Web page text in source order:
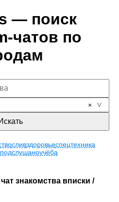
— поиск
чатов по
сливздоровьеспецтехника
подслушаноучёба
знакомства вписки /